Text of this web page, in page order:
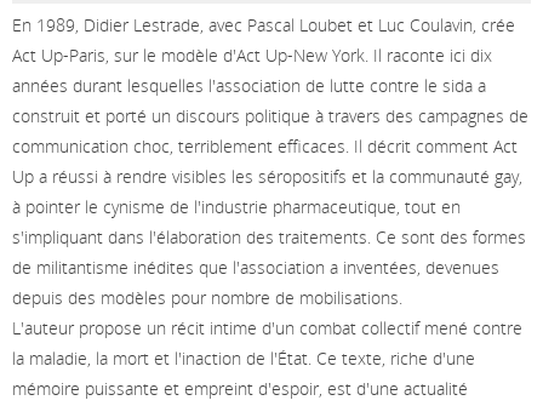
En 1989, Didier Lestrade, avec Pascal Loubet et Luc Coulavin, crée
Act Up-Paris, sur le modèle d'Act Up-New York. Il raconte ici dix
années durant lesquelles l'association de lutte contre le sida a
construit et porté un discours politique à travers des campagnes de
communication choc, terriblement efficaces. Il décrit comment Act
Up a réussi à rendre visibles les séropositifs et la communauté gay,
à pointer le cynisme de l'industrie pharmaceutique, tout en
s'impliquant dans l'élaboration des traitements. Ce sont des formes
de militantisme inédites que l'association a inventées, devenues
depuis des modèles pour nombre de mobilisations.
L'auteur propose un récit intime d'un combat collectif mené contre
la maladie, la mort et l'inaction de l'État. Ce texte, riche d'une
mémoire puissante et empreint d'espoir, est d'une actualité